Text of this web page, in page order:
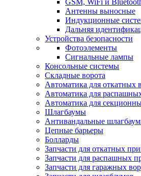
GSM, WiFi и
Антенны выносные
Индукционные
Дальняя
Устройства безопасности
Фотоэлементы
Сигнальные лампы
Консольные системы
Складные ворота
Автоматика для откатных
Автоматика для
Автоматика для
Шлагбаумы
Антивандальные
Цепные барьеры
Болларды
Запчасти для откатных
Запчасти для распашных
Запчасти для гаражных